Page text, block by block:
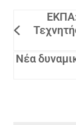
Νέα